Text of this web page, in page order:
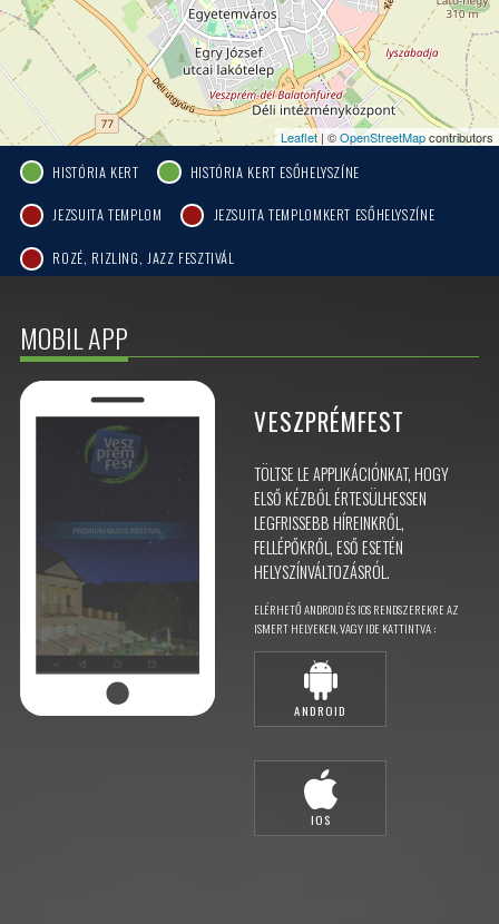
Leaflet| ©OpenStreetMapcontributors
HISTÓRIA KERT HISTÓRIA KERT ESŐHELYSZÍNE
JEZSUITA TEMPLOM JEZSUITA TEMPLOMKERT ESŐHELYSZÍNE
ROZÉ, RIZLING, JAZZ FESZTIVÁL
MOBIL APP
VESZPRÉMFEST
TÖLTSE LE APPLIKÁCIÓNKAT, HOGY
ELSŐ KÉZBŐL ÉRTESÜLHESSEN
LEGFRISSEBB HÍREINKRŐL,
FELLÉPŐKRŐL, ESŐ ESETÉN
HELYSZÍNVÁLTOZÁSRÓL.
ELÉRHETŐ ANDROID ÉS IOS RENDSZEREKRE AZ
ISMERT HELYEKEN, VAGY IDE KATTINTVA :
ANDROID
IOS